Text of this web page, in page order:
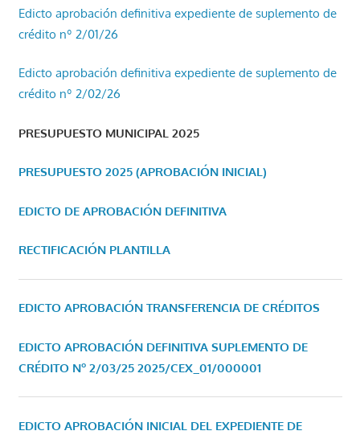
Edicto aprobación definitiva expediente de suplemento de
crédito nº 2/01/26
Edicto aprobación definitiva expediente de suplemento de
crédito nº 2/02/26
PRESUPUESTO MUNICIPAL 2025
PRESUPUESTO 2025 (APROBACIÓN INICIAL)
EDICTO DE APROBACIÓN DEFINITIVA
RECTIFICACIÓN PLANTILLA
EDICTO APROBACIÓN TRANSFERENCIA DE CRÉDITOS
EDICTO APROBACIÓN DEFINITIVA SUPLEMENTO DE
CRÉDITO Nº 2/03/25 2025/CEX_01/000001
EDICTO APROBACIÓN INICIAL DEL EXPEDIENTE DE